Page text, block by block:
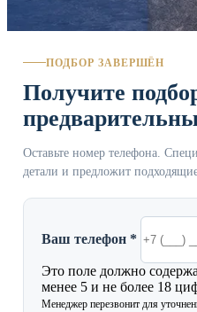
ПОДБОР ЗАВЕРШЁН
Получите
Оставьте номер телефона.
детали и предложит
Ваш телефон *
Это поле должно
менее 5 и не более 18
Менеджер перезвонит для